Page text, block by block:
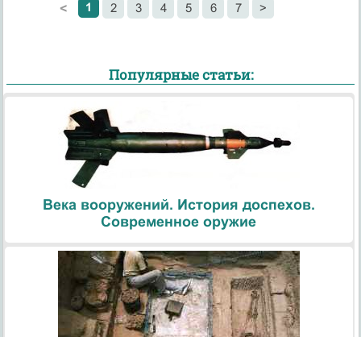
< 1 2 3 4 5 6 7 >
Популярные статьи:
Века вооружений. История доспехов.
Современное оружие